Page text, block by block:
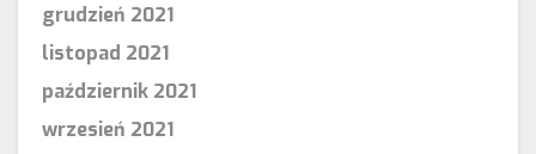
grudzień 2021
listopad 2021
październik 2021
wrzesień 2021